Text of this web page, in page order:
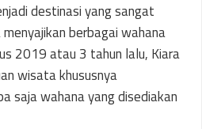
destinasi yang sangat
berbagai wahana
2019 atau 3 tahun lalu, Kiara
wisata khususnya
saja wahana yang disediakan